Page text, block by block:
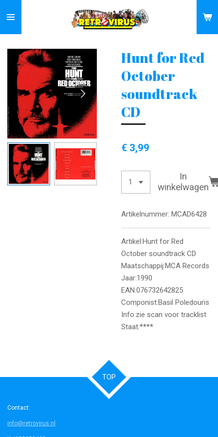
direct
naar
de
hoofdinhoud
Hunt for Red
October
soundtrack
CD
€ 3,99
In
winkelwagen
Artikelnummer: MCAD6428
Artikel:Hunt for Red
October soundtrack CD
Maatschappij:MCA Records
Jaar:1990
EAN:076732642825
Componist:Basil Poledouris
Info:zie scan voor tracklist
Staat:****
TOP
Contact:
info@retrovirus.nl